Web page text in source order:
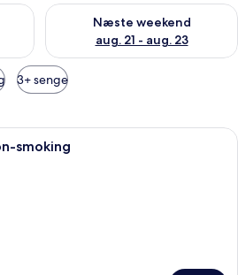
weekend aug. 14 - aug. 16
Næste weekend
aug. 21 - aug. 23
Tjek tilgængelighed for næste
3+ senge
Et hotelværelse med to senge, et
smoking